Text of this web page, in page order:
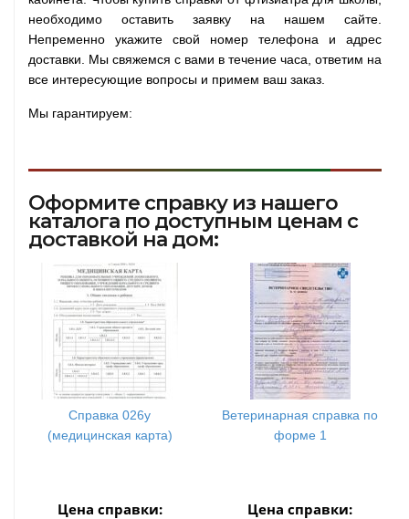
необходимо оставить заявку на нашем сайте.
Непременно укажите свой номер телефона и адрес
доставки. Мы свяжемся с вами в течение часа, ответим на
все интересующие вопросы и примем ваш заказ.
Мы гарантируем:
Оформите справку из нашего
каталога по доступным ценам с
доставкой на дом:
Справка 026у
(медицинская карта)
Цена справки:
Ветеринарная справка по
форме 1
Цена справки: